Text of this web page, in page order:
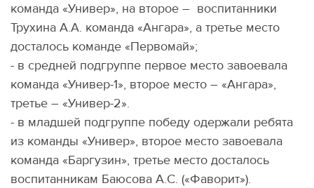
команда «Универ», на второе – воспитанники
Трухина А.А. команда «Ангара», а третье место
досталось команде «Первомай»;
- в средней подгруппе первое место завоевала
команда «Универ-1», второе место – «Ангара»,
третье – «Универ-2».
- в младшей подгруппе победу одержали ребята
из команды «Универ», второе место завоевала
команда «Баргузин», третье место досталось
воспитанникам Баюсова А.С. («Фаворит»).